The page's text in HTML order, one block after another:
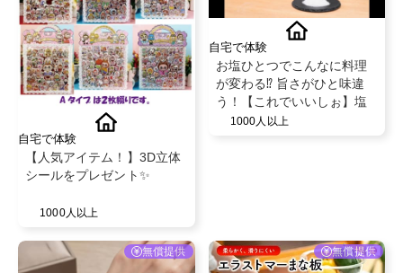
自宅で体験
【人気アイテム！】3D立体
シールをプレゼント✨
1000人以上
自宅で体験
お塩ひとつでこんなに料理
が変わる⁉️ 旨さがひと味違
う！【これでいいしぉ】塩
1000人以上
無償提供 無償提供